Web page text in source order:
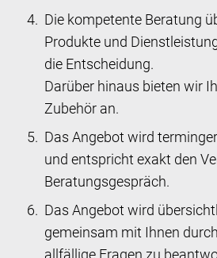
Die kompetente Beratung
Produkte und
die Entscheidung.
Darüber hinaus bieten wir
Zubehör an.
Das Angebot wird
und entspricht exakt den
Beratungsgespräch.
Das Angebot wird
gemeinsam mit Ihnen
allfällige Fragen zu